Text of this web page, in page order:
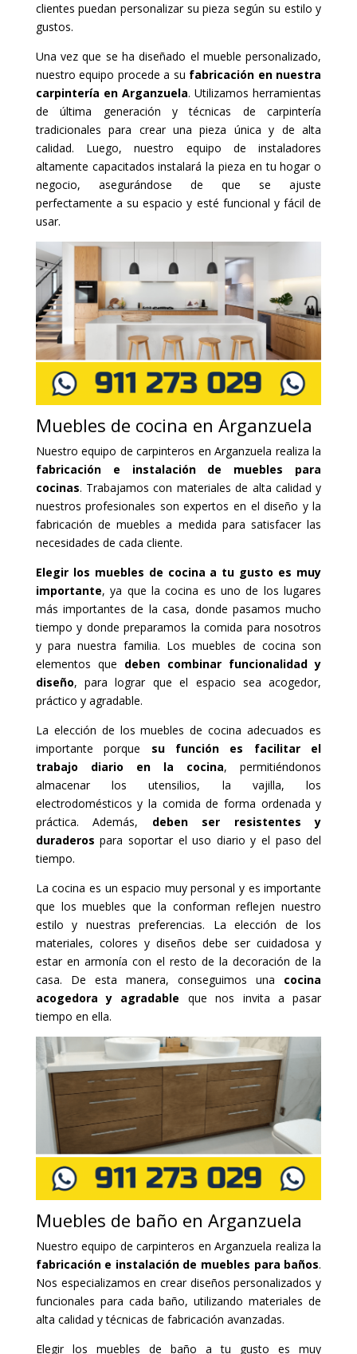
clientes puedan personalizar su pieza según su estilo y
gustos.
Una vez que se ha diseñado el mueble personalizado,
nuestro equipo procede a su fabricación en nuestra
carpintería en Arganzuela. Utilizamos herramientas
de última generación y técnicas de carpintería
tradicionales para crear una pieza única y de alta
calidad. Luego, nuestro equipo de instaladores
altamente capacitados instalará la pieza en tu hogar o
negocio, asegurándose de que se ajuste
perfectamente a su espacio y esté funcional y fácil de
usar.
Muebles de cocina en Arganzuela
Nuestro equipo de carpinteros en Arganzuela realiza la
fabricación e instalación de muebles para
cocinas. Trabajamos con materiales de alta calidad y
nuestros profesionales son expertos en el diseño y la
fabricación de muebles a medida para satisfacer las
necesidades de cada cliente.
Elegir los muebles de cocina a tu gusto es muy
importante, ya que la cocina es uno de los lugares
más importantes de la casa, donde pasamos mucho
tiempo y donde preparamos la comida para nosotros
y para nuestra familia. Los muebles de cocina son
elementos que deben combinar funcionalidad y
diseño, para lograr que el espacio sea acogedor,
práctico y agradable.
La elección de los muebles de cocina adecuados es
importante porque su función es facilitar el
trabajo diario en la cocina, permitiéndonos
almacenar los utensilios, la vajilla, los
electrodomésticos y la comida de forma ordenada y
práctica. Además, deben ser resistentes y
duraderos para soportar el uso diario y el paso del
tiempo.
La cocina es un espacio muy personal y es importante
que los muebles que la conforman reflejen nuestro
estilo y nuestras preferencias. La elección de los
materiales, colores y diseños debe ser cuidadosa y
estar en armonía con el resto de la decoración de la
casa. De esta manera, conseguimos una cocina
acogedora y agradable que nos invita a pasar
tiempo en ella.
Muebles de baño en Arganzuela
Nuestro equipo de carpinteros en Arganzuela realiza la
fabricación e instalación de muebles para baños.
Nos especializamos en crear diseños personalizados y
funcionales para cada baño, utilizando materiales de
alta calidad y técnicas de fabricación avanzadas.
Elegir los muebles de baño a tu gusto es muy